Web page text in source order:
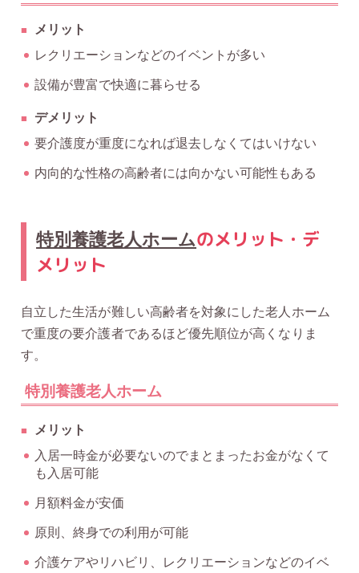
メリット
レクリエーションなどのイベントが多い
設備が豊富で快適に暮らせる
デメリット
要介護度が重度になれば退去しなくてはいけない
内向的な性格の高齢者には向かない可能性もある
特別養護老人ホームのメリット・デ
メリット
自立した生活が難しい高齢者を対象にした老人ホーム
で重度の要介護者であるほど優先順位が高くなりま
す。
特別養護老人ホーム
メリット
入居一時金が必要ないのでまとまったお金がなくて
も入居可能
月額料金が安価
原則、終身での利用が可能
介護ケアやリハビリ、レクリエーションなどのイベ